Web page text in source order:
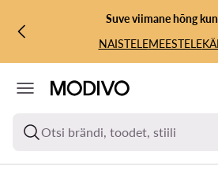
LIIGU PÕHISISU JUURDE
MINE OTSINGUSSESuve viimane hõng
NAISTELEMEESTELE
Otsi brändi, toodet, stiili